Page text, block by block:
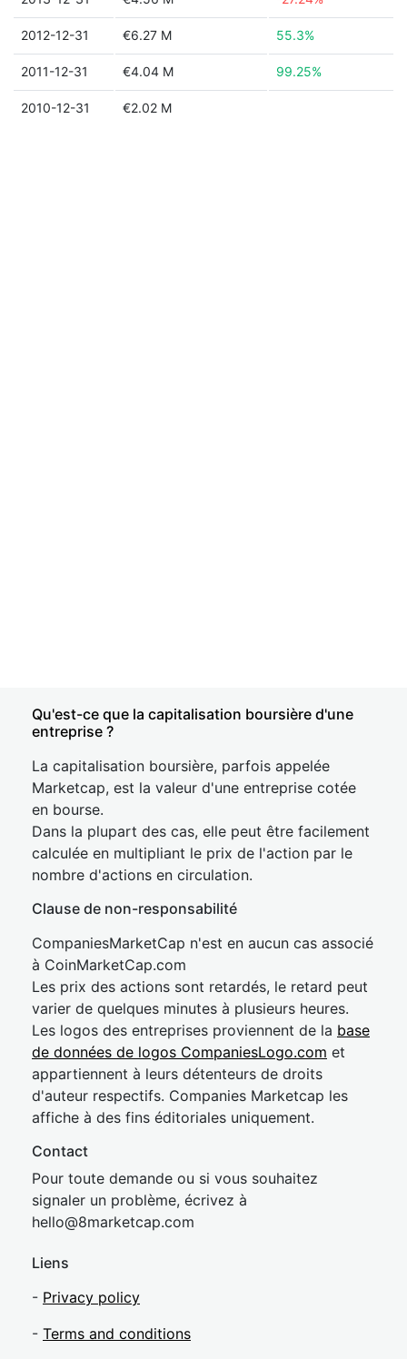
2012-12-31 €6.27 M 55.3%
2011-12-31 €4.04 M 99.25%
2010-12-31 €2.02 M
Qu'est-ce que la capitalisation boursière d'une
entreprise ?
La capitalisation boursière, parfois appelée
Marketcap, est la valeur d'une entreprise cotée
en bourse.
Dans la plupart des cas, elle peut être facilement
calculée en multipliant le prix de l'action par le
nombre d'actions en circulation.
Clause de non-responsabilité
CompaniesMarketCap n'est en aucun cas associé
à CoinMarketCap.com
Les prix des actions sont retardés, le retard peut
varier de quelques minutes à plusieurs heures.
Les logos des entreprises proviennent de la base
de données de logos CompaniesLogo.com et
appartiennent à leurs détenteurs de droits
d'auteur respectifs. Companies Marketcap les
affiche à des fins éditoriales uniquement.
Contact
Pour toute demande ou si vous souhaitez
signaler un problème, écrivez à
hello@8marketcap.com
Liens
- Privacy policy
- Terms and conditions